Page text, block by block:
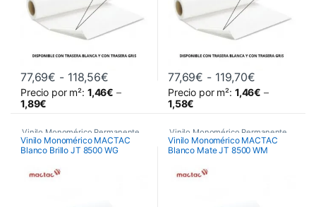
77,69€ - 118,56€Rango de precios: desde 77,69€ hasta
Precio por m²: 1,46€ –
1,89€
Este producto tiene múltiples variantes. Las opciones se
77,69€ - 119,70€Rango de
Precio por m²: 1,46€ –
1,58€
Este producto tiene múltiples
Vinilo Monomérico Permanente
Vinilos De Impresión,
Vinilos de Impresión
Monoméricos
Vinilo Monomérico MACTAC
Blanco Brillo JT 8500 WG
Vinilo Monomérico Permanente
Vinilos De Impresión,
Vinilos de Impresión
Monoméricos
Vinilo Monomérico MACTAC
Blanco Mate JT 8500 WM